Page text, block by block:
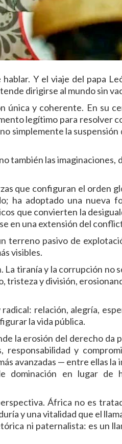
Y el viaje del papa
dirigirse al mundo sin
única y coherente. En su
legítimo para resolver
simplemente la suspensión
también las imaginaciones,
que configuran el orden
ha adoptado una nueva
que convierten la
en una extensión del
terreno pasivo de
visibles.
tiranía y la corrupción no
y división,
relación, alegría,
la vida pública.
la erosión del derecho da
y
avanzadas — entre ellas
dominación en lugar de
África no es
y una vitalidad que el
ni paternalista: es un